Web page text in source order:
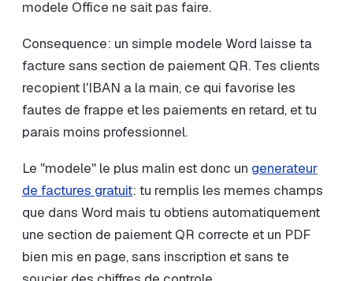
modele Office ne sait pas faire.
Consequence: un simple modele Word laisse ta
facture sans section de paiement QR. Tes clients
recopient l'IBAN a la main, ce qui favorise les
fautes de frappe et les paiements en retard, et tu
parais moins professionnel.
Le "modele" le plus malin est donc un generateur
de factures gratuit: tu remplis les memes champs
que dans Word mais tu obtiens automatiquement
une section de paiement QR correcte et un PDF
bien mis en page, sans inscription et sans te